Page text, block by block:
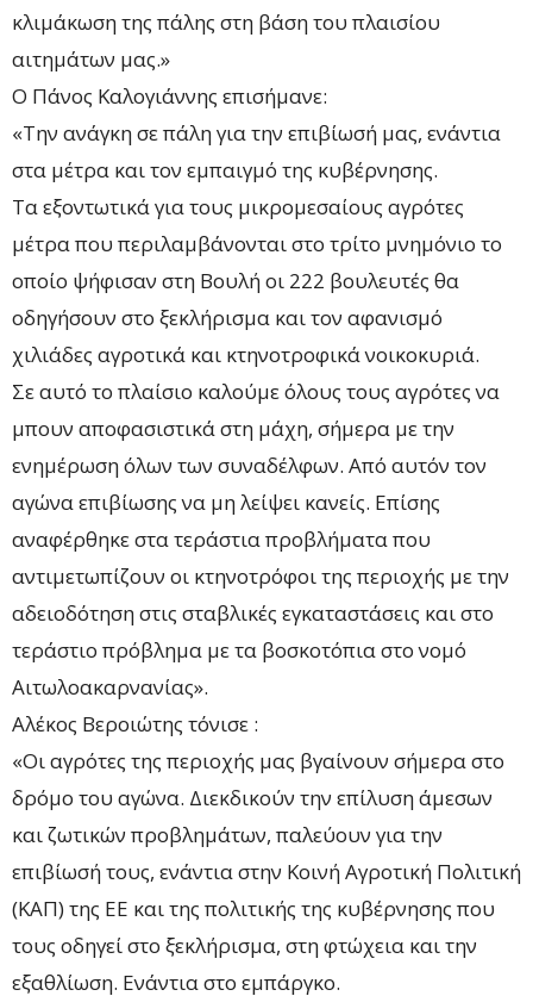
κλιμάκωση της πάλης στη βάση του πλαισίου
αιτημάτων μας.»
Ο Πάνος Καλογιάννης επισήμανε:
«Την ανάγκη σε πάλη για την επιβίωσή μας, ενάντια
στα μέτρα και τον εμπαιγμό της κυβέρνησης.
Τα εξοντωτικά για τους μικρομεσαίους αγρότες
μέτρα που περιλαμβάνονται στο τρίτο μνημόνιο το
οποίο ψήφισαν στη Βουλή οι 222 βουλευτές θα
οδηγήσουν στο ξεκλήρισμα και τον αφανισμό
χιλιάδες αγροτικά και κτηνοτροφικά νοικοκυριά.
Σε αυτό το πλαίσιο καλούμε όλους τους αγρότες να
μπουν αποφασιστικά στη μάχη, σήμερα με την
ενημέρωση όλων των συναδέλφων. Από αυτόν τον
αγώνα επιβίωσης να μη λείψει κανείς. Επίσης
αναφέρθηκε στα τεράστια προβλήματα που
αντιμετωπίζουν οι κτηνοτρόφοι της περιοχής με την
αδειοδότηση στις σταβλικές εγκαταστάσεις και στο
τεράστιο πρόβλημα με τα βοσκοτόπια στο νομό
Αιτωλοακαρνανίας».
Αλέκος Βεροιώτης τόνισε :
«Οι αγρότες της περιοχής μας βγαίνουν σήμερα στο
δρόμο του αγώνα. Διεκδικούν την επίλυση άμεσων
και ζωτικών προβλημάτων, παλεύουν για την
επιβίωσή τους, ενάντια στην Κοινή Αγροτική Πολιτική
(ΚΑΠ) της ΕΕ και της πολιτικής της κυβέρνησης που
τους οδηγεί στο ξεκλήρισμα, στη φτώχεια και την
εξαθλίωση. Ενάντια στο εμπάργκο.